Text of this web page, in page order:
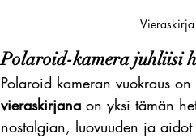
Polaroid-kamera juhliisi
Polaroid kameran vuokraus
vieraskirjana on yksi tämän
nostalgian, luovuuden ja